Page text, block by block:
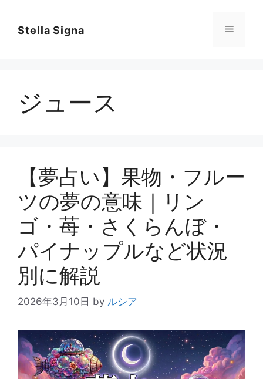
Stella Signa メ
ジュース
【夢占い】果物・フルー
ツの夢の意味｜リン
ゴ・苺・さくらんぼ・
パイナップルなど状況
別に解説
2026年3月10日 by ルシア